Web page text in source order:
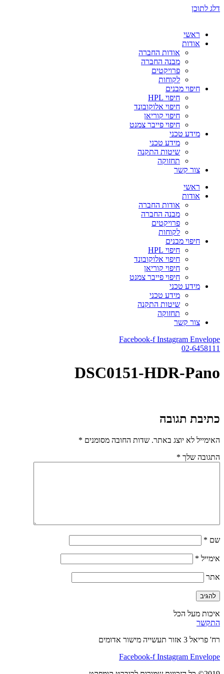
דלג לתוכן
ראשי
אודות
אודות החברה
מבנה החברה
פרויקטים
לקוחות
חיפוי מבנים
חיפוי HPL
חיפוי אלוקובונד
חיפוי קוריאן
חיפוי פייבר צמנט
מידע טכני
מידע טכני
שיטות התקנה
תחזוקה
צור קשר
ראשי
אודות
אודות החברה
מבנה החברה
פרויקטים
לקוחות
חיפוי מבנים
חיפוי HPL
חיפוי אלוקובונד
חיפוי קוריאן
חיפוי פייבר צמנט
מידע טכני
מידע טכני
שיטות התקנה
תחזוקה
צור קשר
Facebook-f Instagram Envelope
02-6458111
DSC0151-HDR-Pano
כתיבת תגובה
האימייל לא יוצג באתר. שדות החובה מסומנים *
התגובה שלך *
שם *
אימייל *
אתר
איכות מעל הכל
התקשר
רח' פריאל 3 אזור תעשייה מישור אדומים
Facebook-f Instagram Envelope